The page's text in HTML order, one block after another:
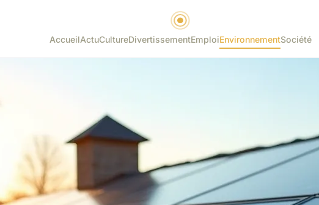
AccueilActuCultureDivertissementEmploiEnvironnementSociété